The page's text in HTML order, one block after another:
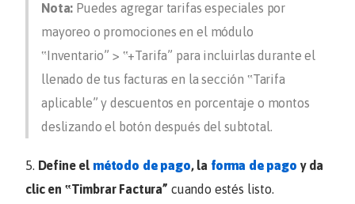
Nota: Puedes agregar tarifas especiales por
mayoreo o promociones en el módulo
‟Inventario” > ‟+Tarifa” para incluirlas durante el
llenado de tus facturas en la sección ‟Tarifa
aplicable” y descuentos en porcentaje o montos
deslizando el botón después del subtotal.
5. Define el método de pago, la forma de pago y da
clic en ‟Timbrar Factura” cuando estés listo.